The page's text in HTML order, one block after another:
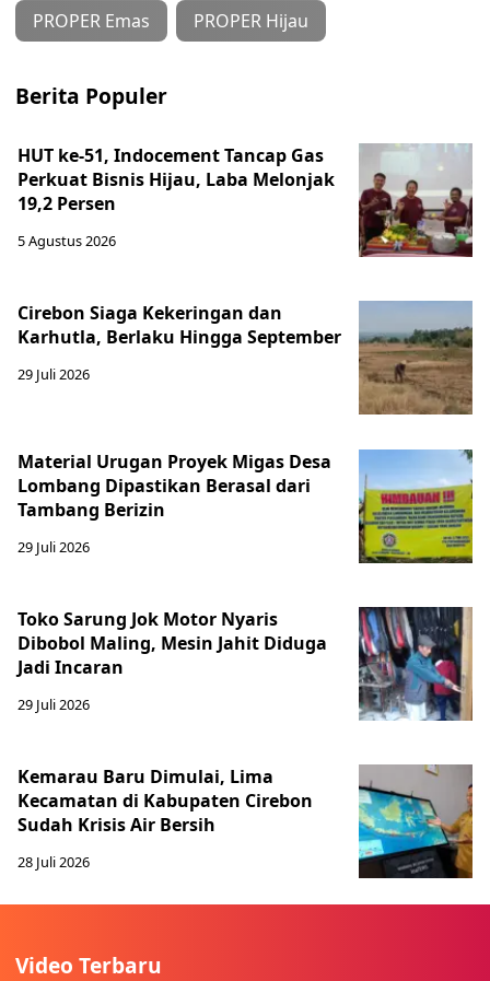
PROPER Emas PROPER Hijau
Berita Populer
HUT ke-51, Indocement Tancap Gas
Perkuat Bisnis Hijau, Laba Melonjak
19,2 Persen
5 Agustus 2026
Cirebon Siaga Kekeringan dan
Karhutla, Berlaku Hingga September
29 Juli 2026
Material Urugan Proyek Migas Desa
Lombang Dipastikan Berasal dari
Tambang Berizin
29 Juli 2026
Toko Sarung Jok Motor Nyaris
Dibobol Maling, Mesin Jahit Diduga
Jadi Incaran
29 Juli 2026
Kemarau Baru Dimulai, Lima
Kecamatan di Kabupaten Cirebon
Sudah Krisis Air Bersih
28 Juli 2026
Video Terbaru